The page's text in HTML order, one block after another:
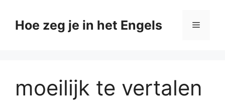
naarHoe zeg je in het Engels Menu
moeilijk te vertalen